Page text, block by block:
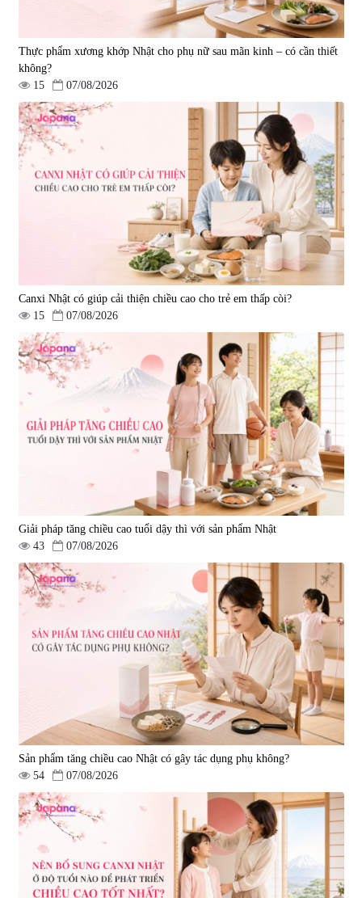
Viên uống phòng ngừa đột quỵ,
tai biến Nattokinase Nano
Premium 120 viên
2.290.000 đ
Thực phẩm xương khớp Nhật cho phụ nữ sau mãn kinh – có cần thiết
không?
15
07/08/2026
Canxi Nhật có giúp cải thiện chiều cao cho trẻ em thấp còi?
15
07/08/2026
Giải pháp tăng chiều cao tuổi dậy thì với sản phẩm Nhật
43
07/08/2026
Sản phẩm tăng chiều cao Nhật có gây tác dụng phụ không?
54
07/08/2026